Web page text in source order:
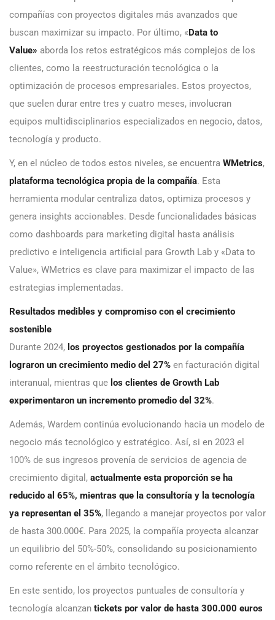
compañías con proyectos digitales más avanzados que
buscan maximizar su impacto. Por último, « Data to
Value» aborda los retos estratégicos más complejos de los
clientes, como la reestructuración tecnológica o la
optimización de procesos empresariales. Estos proyectos,
que suelen durar entre tres y cuatro meses, involucran
equipos multidisciplinarios especializados en negocio, datos,
tecnología y producto.
Y, en el núcleo de todos estos niveles, se encuentra WMetrics,
plataforma tecnológica propia de la compañía. Esta
herramienta modular centraliza datos, optimiza procesos y
genera insights accionables. Desde funcionalidades básicas
como dashboards para marketing digital hasta análisis
predictivo e inteligencia artificial para Growth Lab y «Data to
Value», WMetrics es clave para maximizar el impacto de las
estrategias implementadas.
Resultados medibles y compromiso con el crecimiento
sostenible
Durante 2024, los proyectos gestionados por la compañía
lograron un crecimiento medio del 27% en facturación digital
interanual, mientras que los clientes de Growth Lab
experimentaron un incremento promedio del 32%.
Además, Wardem continúa evolucionando hacia un modelo de
negocio más tecnológico y estratégico. Así, si en 2023 el
100% de sus ingresos provenía de servicios de agencia de
crecimiento digital, actualmente esta proporción se ha
reducido al 65%, mientras que la consultoría y la tecnología
ya representan el 35%, llegando a manejar proyectos por valor
de hasta 300.000€. Para 2025, la compañía proyecta alcanzar
un equilibrio del 50%-50%, consolidando su posicionamiento
como referente en el ámbito tecnológico.
En este sentido, los proyectos puntuales de consultoría y
tecnología alcanzan tickets por valor de hasta 300.000 euros